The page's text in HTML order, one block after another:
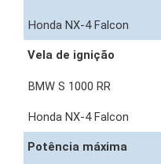
Vela de ignição
Potência máxima